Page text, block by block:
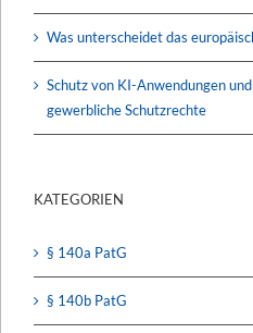
Was unterscheidet das
Schutz von KI-Anwendungen
gewerbliche Schutzrechte
KATEGORIEN
§ 140a PatG
§ 140b PatG